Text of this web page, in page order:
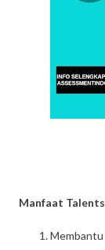
Manfaat